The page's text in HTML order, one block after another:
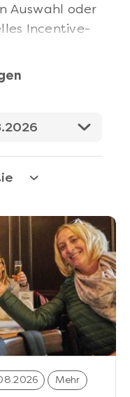
Auswahl oder
Incentive-
Mehr